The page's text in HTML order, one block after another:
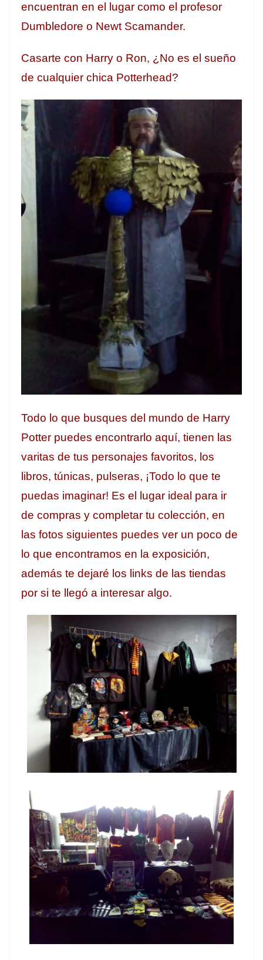
encuentran en el lugar como el profesor
Dumbledore o Newt Scamander.
Casarte con Harry o Ron, ¿No es el sueño
de cualquier chica Potterhead?
Todo lo que busques del mundo de Harry
Potter puedes encontrarlo aquí, tienen las
varitas de tus personajes favoritos, los
libros, túnicas, pulseras, ¡Todo lo que te
puedas imaginar! Es el lugar ideal para ir
de compras y completar tu colección, en
las fotos siguientes puedes ver un poco de
lo que encontramos en la exposición,
además te dejaré los links de las tiendas
por si te llegó a interesar algo.